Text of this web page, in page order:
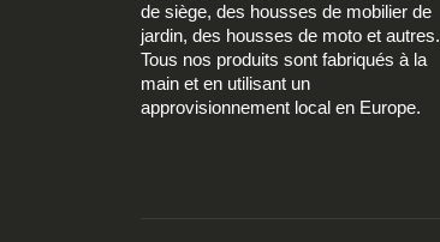
de siège, des housses de mobilier de
jardin, des housses de moto et autres.
Tous nos produits sont fabriqués à la
main et en utilisant un
approvisionnement local en Europe.